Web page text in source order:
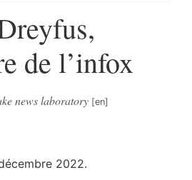
de l’infox
news laboratory
2022.